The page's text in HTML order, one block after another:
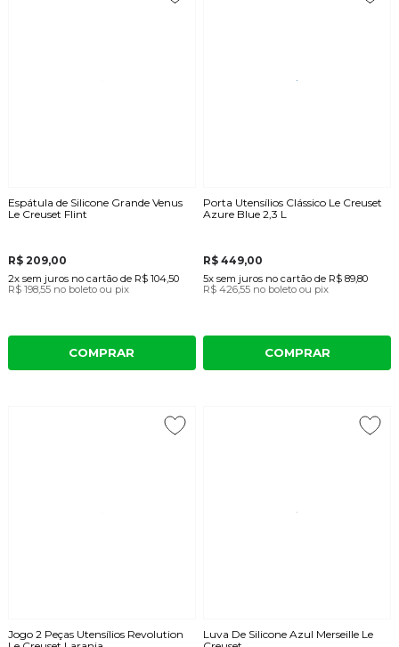
Espátula de Silicone Grande Venus
Le Creuset Flint
R$ 209,00
2x sem juros no cartãode R$ 104,50
R$ 198,55 no boleto ou pix
COMPRAR
Porta Utensílios Clássico Le Creuset
Azure Blue 2,3 L
R$ 449,00
5x sem juros no cartão de R$ 89,80
R$ 426,55 no boleto ou pix
COMPRAR
Jogo 2 Peças Utensílios Revolution
Luva De Silicone Azul Merseille Le